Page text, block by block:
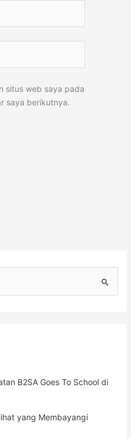
situs web saya pada
saya berikutnya.
B2SA Goes To School di
yang Membayangi